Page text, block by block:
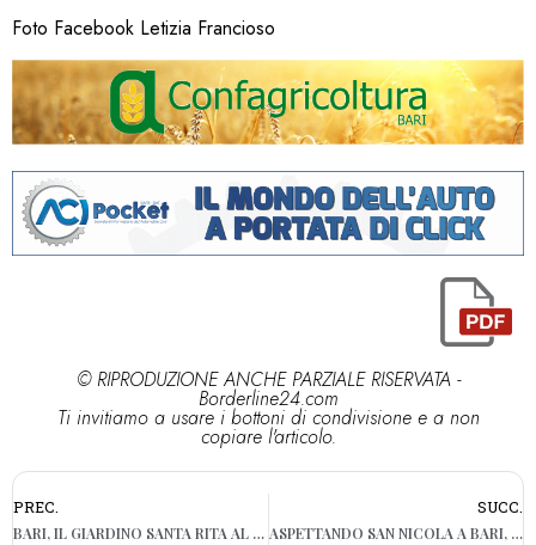
Foto Facebook Letizia Francioso
© RIPRODUZIONE ANCHE PARZIALE RISERVATA -
Borderline24.com
Ti invitiamo a usare i bottoni di condivisione e a non
copiare l'articolo.
PREC.
BARI, IL GIARDINO SANTA RITA AL SAN PAOLO ANCORA SENZA ALBERO DI NATALE
SUCC.
ASPETTANDO SAN NICOLA A BARI, IN PIAZZA IL VIAGGIO NELLE “ORIGINI DEL DONO”